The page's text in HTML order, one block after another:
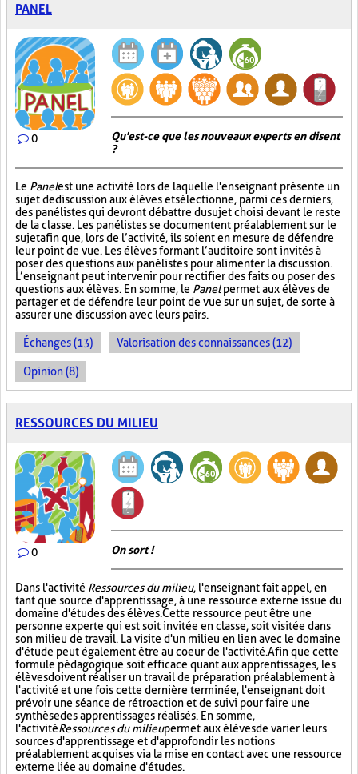
PANEL
0
Qu'est-ce que les nouveaux experts en disent
?
Le Panelest une activité lors de laquelle l'enseignant présente un
sujet de discussion aux élèves et sélectionne, parmi ces derniers,
des panélistes qui devront débattre du sujet choisi devant le reste
de la classe. Les panélistes se documentent préalablement sur le
sujet afin que, lors de l’activité, ils soient en mesure de défendre
leur point de vue. Les élèves formant l’auditoire sont invités à
poser des questions aux panélistes pour alimenter la discussion.
L’enseignant peut intervenir pour rectifier des faits ou poser des
questions aux élèves. En somme, le Panelpermet aux élèves de
partager et de défendre leur point de vue sur un sujet, de sorte à
assurer une discussion avec leurs pairs.
Échanges (13) Valorisation des connaissances (12)
Opinion (8)
RESSOURCES DU MILIEU
0 On sort !
Dans l'activité Ressources du milieu, l'enseignant fait appel, en
tant que source d'apprentissage, à une ressource externe issue du
domaine d'études des élèves. Cette ressource peut être une
personne experte qui est soit invitée en classe, soit visitée dans
son milieu de travail. La visite d'un milieu en lien avec le domaine
d'étude peut également être au coeur de l'activité. Afin que cette
formule pédagogique soit efficace quant aux apprentissages, les
élèves doivent réaliser un travail de préparation préalablement à
l'activité et une fois cette dernière terminée, l'enseignant doit
prévoir une séance de rétroaction et de suivi pour faire une
synthèse des apprentissages réalisés. En somme,
l'activitéRessources du milieupermet aux élèves de varier leurs
sources d'apprentissage et d'approfondir les notions
préalablement acquises via la mise en contact avec une ressource
externe liée au domaine d'études.